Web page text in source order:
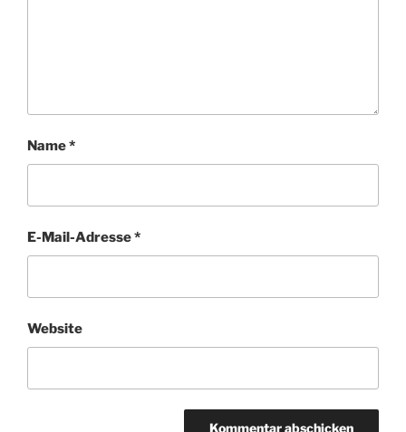
Name*
E-Mail-Adresse*
Website